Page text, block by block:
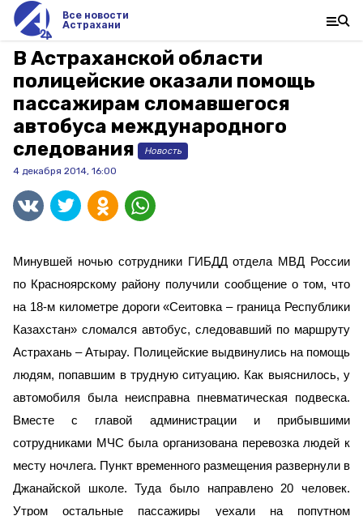
Все новости
Астрахани
В Астраханской области
полицейские оказали помощь
пассажирам сломавшегося
автобуса международного
следования
Новость
4 декабря 2014, 16:00
Минувшей ночью сотрудники ГИБДД отдела МВД России
по Красноярскому району получили сообщение о том, что
на 18-м километре дороги «Сеитовка – граница Республики
Казахстан» сломался автобус, следовавший по маршруту
Астрахань – Атырау. Полицейские выдвинулись на помощь
людям, попавшим в трудную ситуацию. Как выяснилось, у
автомобиля была неисправна пневматическая подвеска.
Вместе с главой администрации и прибывшими
сотрудниками МЧС была организована перевозка людей к
месту ночлега. Пункт временного размещения развернули в
Джанайской школе. Туда было направлено 20 человек.
Утром остальные пассажиры уехали на попутном